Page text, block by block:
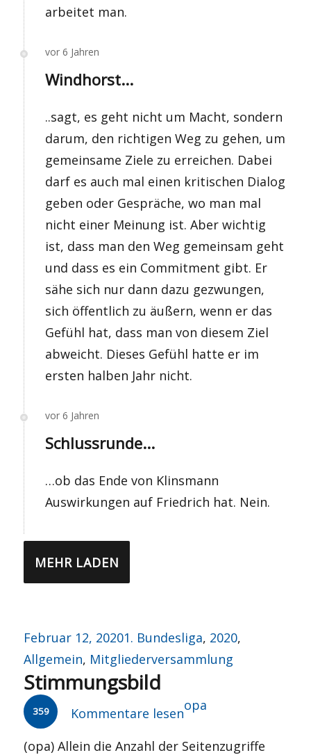
arbeitet man.
vor 6 Jahren
Windhorst...
..sagt, es geht nicht um Macht, sondern
darum, den richtigen Weg zu gehen, um
gemeinsame Ziele zu erreichen. Dabei
darf es auch mal einen kritischen Dialog
geben oder Gespräche, wo man mal
nicht einer Meinung ist. Aber wichtig
ist, dass man den Weg gemeinsam geht
und dass es ein Commitment gibt. Er
sähe sich nur dann dazu gezwungen,
sich öffentlich zu äußern, wenn er das
Gefühl hat, dass man von diesem Ziel
abweicht. Dieses Gefühl hatte er im
ersten halben Jahr nicht.
vor 6 Jahren
Schlussrunde...
…ob das Ende von Klinsmann
Auswirkungen auf Friedrich hat. Nein.
MEHR LADEN
Veröffentlicht
am
Februar 12, 2020Kategorien
1. Bundesliga, 2020,
Allgemein, Mitgliederversammlung
Stimmungsbild
359 Kommentare lesen
Autor
opa
(opa) Allein die Anzahl der Seitenzugriffe